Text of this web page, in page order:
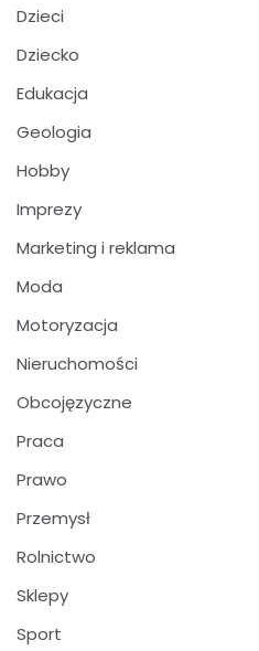
Dzieci
Dziecko
Edukacja
Geologia
Hobby
Imprezy
Marketing i reklama
Moda
Motoryzacja
Nieruchomości
Obcojęzyczne
Praca
Prawo
Przemysł
Rolnictwo
Sklepy
Sport